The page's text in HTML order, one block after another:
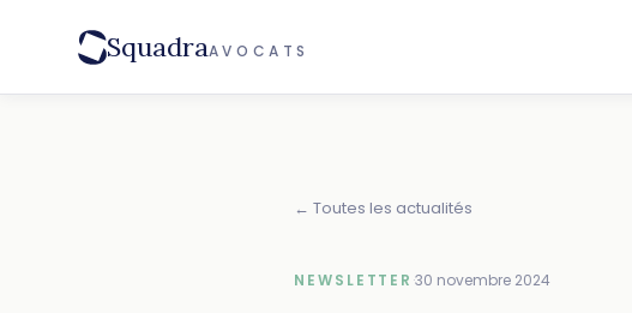
SquadraAVOCATS
← Toutes les actualités
NEWSLETTER ·30 novembre 2024